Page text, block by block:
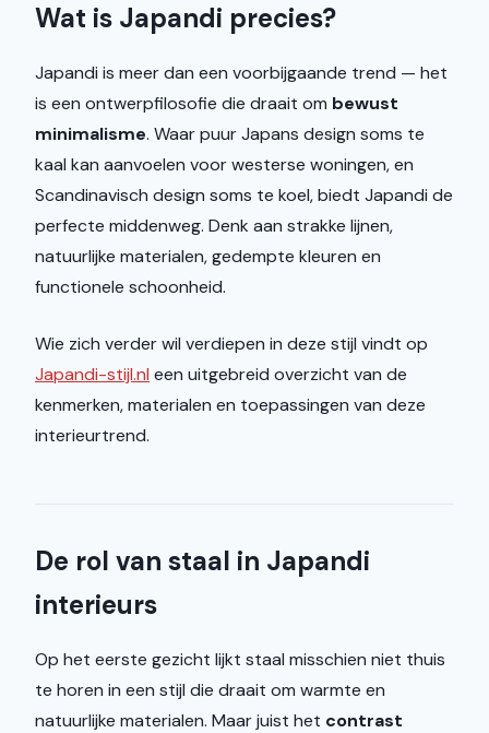
Wat is Japandi precies?
Japandi is meer dan een voorbijgaande trend — het
is een ontwerpfilosofie die draait om bewust
minimalisme. Waar puur Japans design soms te
kaal kan aanvoelen voor westerse woningen, en
Scandinavisch design soms te koel, biedt Japandi de
perfecte middenweg. Denk aan strakke lijnen,
natuurlijke materialen, gedempte kleuren en
functionele schoonheid.
Wie zich verder wil verdiepen in deze stijl vindt op
Japandi-stijl.nl een uitgebreid overzicht van de
kenmerken, materialen en toepassingen van deze
interieurtrend.
De rol van staal in Japandi
interieurs
Op het eerste gezicht lijkt staal misschien niet thuis
te horen in een stijl die draait om warmte en
natuurlijke materialen. Maar juist het contrast